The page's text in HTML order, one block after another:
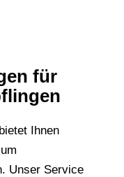
für
bietet Ihnen
Unser Service